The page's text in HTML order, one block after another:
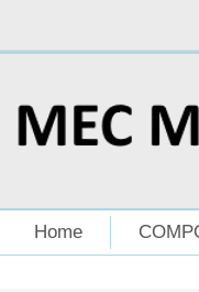
Home